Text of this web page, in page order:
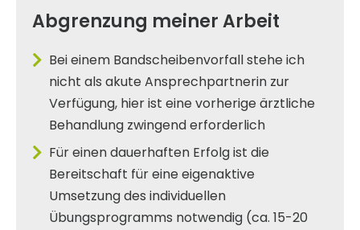
Abgrenzung meiner Arbeit
Bei einem Bandscheibenvorfall stehe ich
nicht als akute Ansprechpartnerin zur
Verfügung, hier ist eine vorherige ärztliche
Behandlung zwingend erforderlich
Für einen dauerhaften Erfolg ist die
Bereitschaft für eine eigenaktive
Umsetzung des individuellen
Übungsprogramms notwendig (ca. 15-20